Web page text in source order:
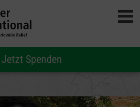
Jetzt Spenden